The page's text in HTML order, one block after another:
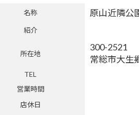
名称 原山近隣公
紹介
所在地
300-2521
常総市大生
TEL
営業時間
店休日